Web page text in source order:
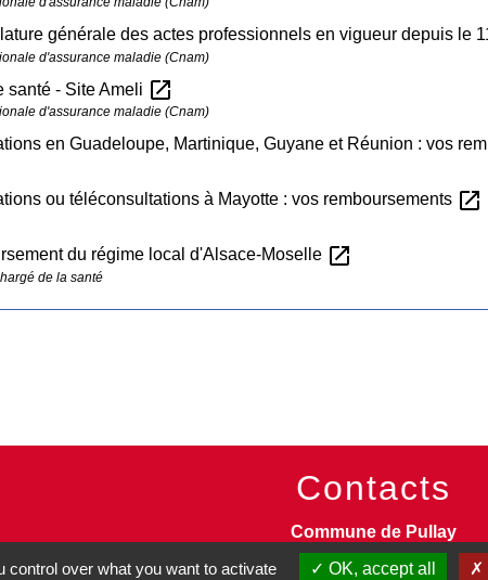
générale des actes professionnels en vigueur depuis le
d'assurance maladie (Cnam)
santé - Site Ameli open_in_new
d'assurance maladie (Cnam)
en Guadeloupe, Martinique, Guyane et Réunion : vos
ou téléconsultations à Mayotte : vos remboursements open_in_new
du régime local d'Alsace-Moselle open_in_new
de la santé
Contacts
Commune de Pullay
2 rue des Rossignols
over what you want to activate OK, accept all